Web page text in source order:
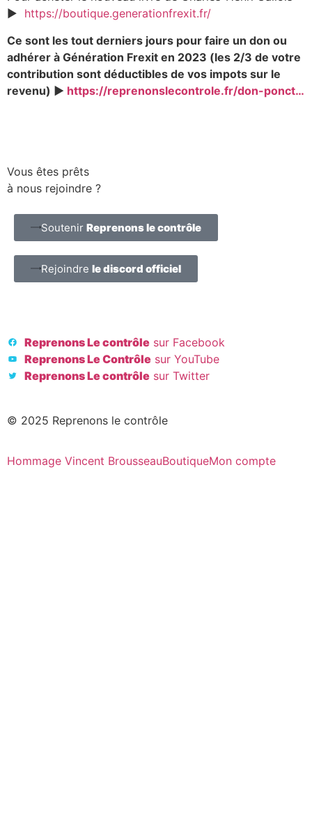
▶ https://boutique.generationfrexit.fr/
Ce sont les tout derniers jours pour faire un don ou
adhérer à Génération Frexit en 2023 (les 2/3 de votre
contribution sont déductibles de vos impots sur le
revenu) ▶ https://reprenonslecontrole.fr/don-ponct…
Vous êtes prêts
à nous rejoindre ?
Soutenir Reprenons le contrôle
Rejoindre le discord officiel
Reprenons Le contrôle sur Facebook
Reprenons Le Contrôle sur YouTube
Reprenons Le contrôle sur Twitter
© 2025 Reprenons le contrôle
Hommage Vincent BrousseauBoutiqueMon compte